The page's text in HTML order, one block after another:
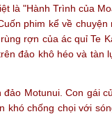
là "Hành Trình của
phim kể về
rợn của ác quỉ Te
đảo khô héo và tàn
Motunui. Con gái
chống chọi với